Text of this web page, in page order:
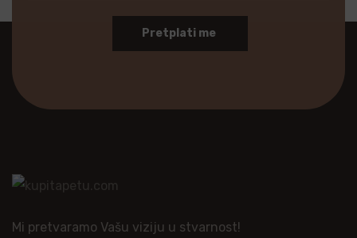
Pretplati me
Mi pretvaramo Vašu viziju u stvarnost!